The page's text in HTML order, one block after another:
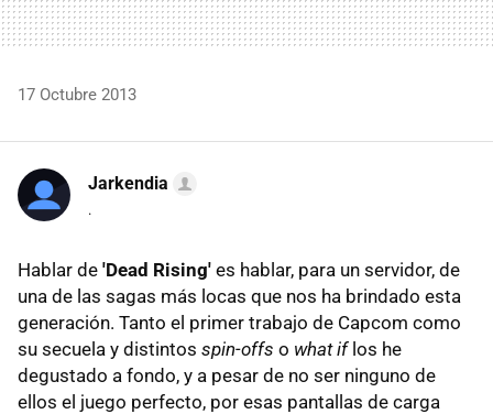
17 Octubre 2013
Jarkendia
.
Hablar de 'Dead Rising' es hablar, para un servidor, de
una de las sagas más locas que nos ha brindado esta
generación. Tanto el primer trabajo de Capcom como
su secuela y distintos spin-offs o what iflos he
degustado a fondo, y a pesar de no ser ninguno de
ellos el juego perfecto, por esas pantallas de carga